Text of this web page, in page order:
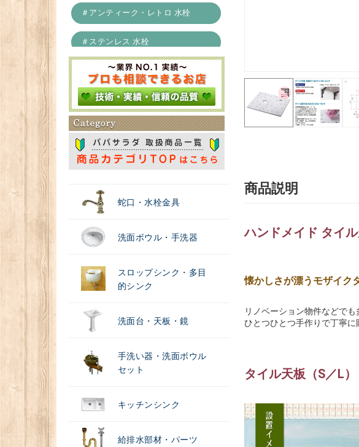
＃アンティーク・レトロ 水栓
＃ステンレス 水栓
＃浄水器
蛇口・水栓金具
洗面ボウル・手洗器
スロップシンク・多目
的シンク
洗面台・天板・鏡
手洗い器・洗面ボウル
セット
キッチンシンク
給排水部材・パーツ
商品説明
ハンドメイド タイ
懐かしさが漂うモザイク
リノベーション物件などで
ひとつひとつ手作りで丁寧に
タイル天板（S／L